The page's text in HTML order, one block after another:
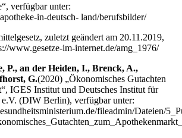
verfügbar unter:
in-deutsch- land/berufsbilder/
zuletzt geändert am 20.11.2019,
www.gesetze-im-internet.de/amg_1976/
P., an der Heiden, I., Brenck, A.,
G.(2020) „Ökonomisches Gutachten
IGES Institut und Deutsches Institut für
(DIW Berlin), verfügbar unter:
fileadmin/Dateien/